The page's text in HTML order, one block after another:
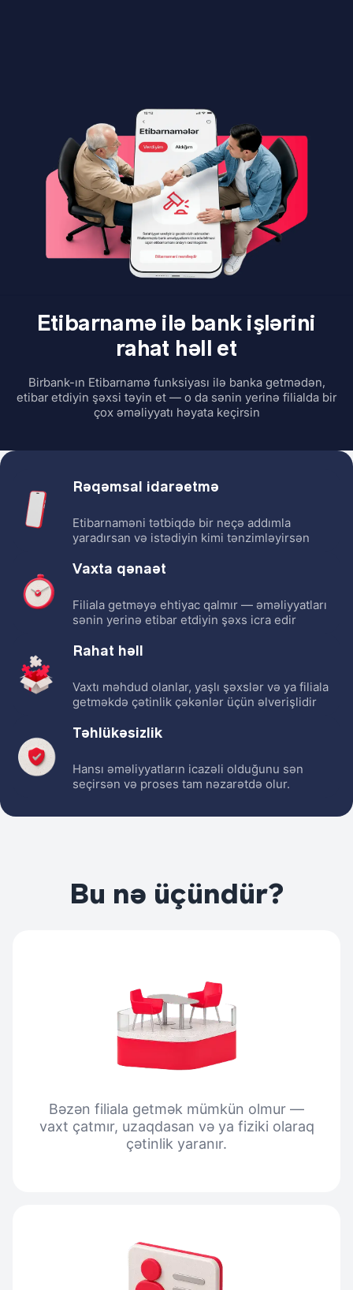
Etibarnamə ilə bank işlərini
rahat həll et
Birbank-ın Etibarnamə funksiyası ilə banka getmədən,
etibar etdiyin şəxsi təyin et — o da sənin yerinə filialda bir
çox əməliyyatı həyata keçirsin
Rəqəmsal idarəetmə
Etibarnaməni tətbiqdə bir neçə addımla
yaradırsan və istədiyin kimi tənzimləyirsən
Vaxta qənaət
Filiala getməyə ehtiyac qalmır — əməliyyatları
sənin yerinə etibar etdiyin şəxs icra edir
Rahat həll
Vaxtı məhdud olanlar, yaşlı şəxslər və ya filiala
getməkdə çətinlik çəkənlər üçün əlverişlidir
Təhlükəsizlik
Hansı əməliyyatların icazəli olduğunu sən
seçirsən və proses tam nəzarətdə olur.
Bu nə üçündür?
Bəzən filiala getmək mümkün olmur —
vaxt çatmır, uzaqdasan və ya fiziki olaraq
çətinlik yaranır.